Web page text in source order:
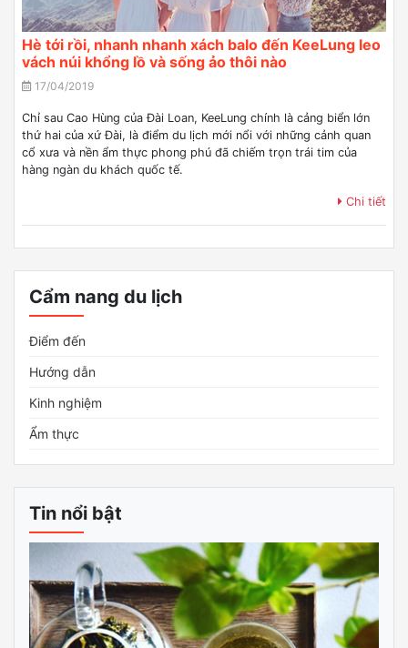
Cẩm nang du lịch
Điểm đến
Hướng dẫn
Kinh nghiệm
Ẩm thực
Tin nổi bật
Hè tới rồi, nhanh nhanh xách balo đến KeeLung leo
vách núi khổng lồ và sống ảo thôi nào
17/04/2019
Chỉ sau Cao Hùng của Đài Loan, KeeLung chính là cảng biển lớn
thứ hai của xứ Đài, là điểm du lịch mới nổi với những cảnh quan
cổ xưa và nền ẩm thực phong phú đã chiếm trọn trái tim của
hàng ngàn du khách quốc tế.
Chi tiết